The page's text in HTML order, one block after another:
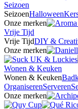
Seizoen
SeizoenHalloween
Onze merken
Vrije Tijd
Vrije TijdDIY &
Onze merken
Wonen & Keuken
Wonen & Keuken
OrganiserenServeren
Onze merken